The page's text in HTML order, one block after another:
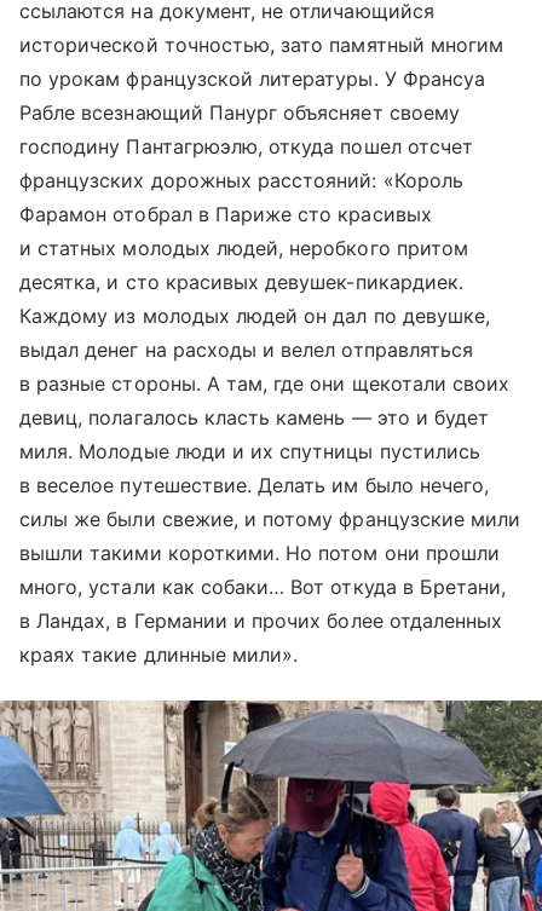
ссылаются на документ, не отличающийся
исторической точностью, зато памятный многим
по урокам французской литературы. У Франсуа
Рабле всезнающий Панург объясняет своему
господину Пантагрюэлю, откуда пошел отсчет
французских дорожных расстояний: «Король
Фарамон отобрал в Париже сто красивых
и статных молодых людей, неробкого притом
десятка, и сто красивых девушек-пикардиек.
Каждому из молодых людей он дал по девушке,
выдал денег на расходы и велел отправляться
в разные стороны. А там, где они щекотали своих
девиц, полагалось класть камень — это и будет
миля. Молодые люди и их спутницы пустились
в веселое путешествие. Делать им было нечего,
силы же были свежие, и потому французские мили
вышли такими короткими. Но потом они прошли
много, устали как собаки… Вот откуда в Бретани,
в Ландах, в Германии и прочих более отдаленных
краях такие длинные мили».